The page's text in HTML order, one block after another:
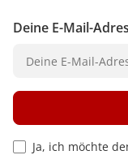
Deine E-Mail-
Privacy Policy
Ja, ich möchte